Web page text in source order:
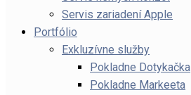
Servis zariadení Apple
Portfólio
Exkluzívne služby
Pokladne Dotykačka
Pokladne Markeeta